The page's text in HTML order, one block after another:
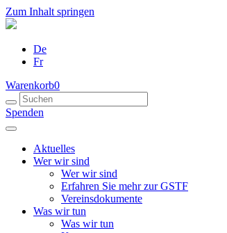
Zum Inhalt springen
De
Fr
Warenkorb0
Spenden
Aktuelles
Wer wir sind
Wer wir sind
Erfahren Sie mehr zur GSTF
Vereinsdokumente
Was wir tun
Was wir tun